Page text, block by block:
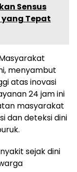
Sensus
yang Tepat
menyambut
atas inovasi
24 jam ini
masyarakat
dan deteksi dini
sejak dini